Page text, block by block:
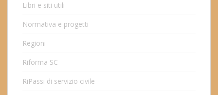
Libri e siti utili
Normativa e progetti
Regioni
Riforma SC
RiPassi di servizio civile